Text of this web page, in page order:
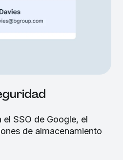
SSO de Google, el
de almacenamiento